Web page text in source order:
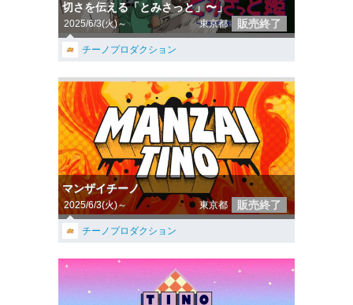
切さを伝える「とみさっと」〜」
2025/6/3(火)～ 東京都 販売終了
チーノプロダクション
マンザイチーノ
2025/6/3(火)～ 東京都 販売終了
チーノプロダクション